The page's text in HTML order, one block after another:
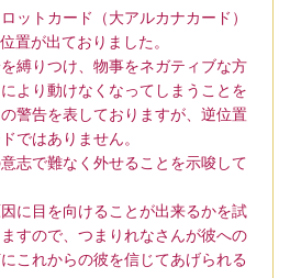
ットカード（大アルカナカード）
置が出ておりました。
縛りつけ、物事をネガティブな方
より動けなくなってしまうことを
警告を表しておりますが、逆位置
ではありません。
志で難なく外せることを示唆して
に目を向けることが出来るかを試
すので、つまりれなさんが彼への
これからの彼を信じてあげられる